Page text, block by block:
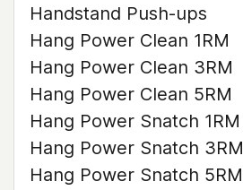
Handstand Push-ups
Hang Power Clean 1RM
Hang Power Clean 3RM
Hang Power Clean 5RM
Hang Power Snatch 1RM
Hang Power Snatch 3RM
Hang Power Snatch 5RM